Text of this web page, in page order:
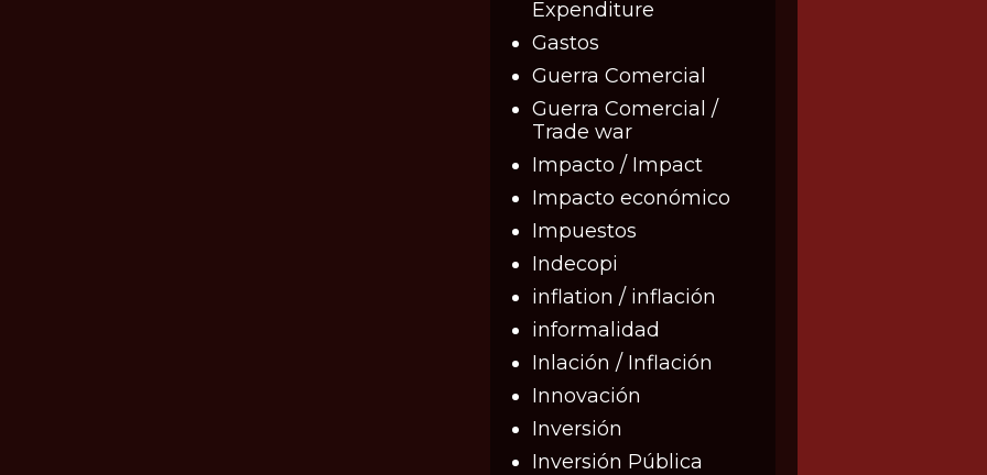
Expenditure
Gastos
Guerra Comercial
Guerra Comercial /
Trade war
Impacto / Impact
Impacto económico
Impuestos
Indecopi
inflation / inflación
informalidad
Inlación / Inflación
Innovación
Inversión
Inversión Pública